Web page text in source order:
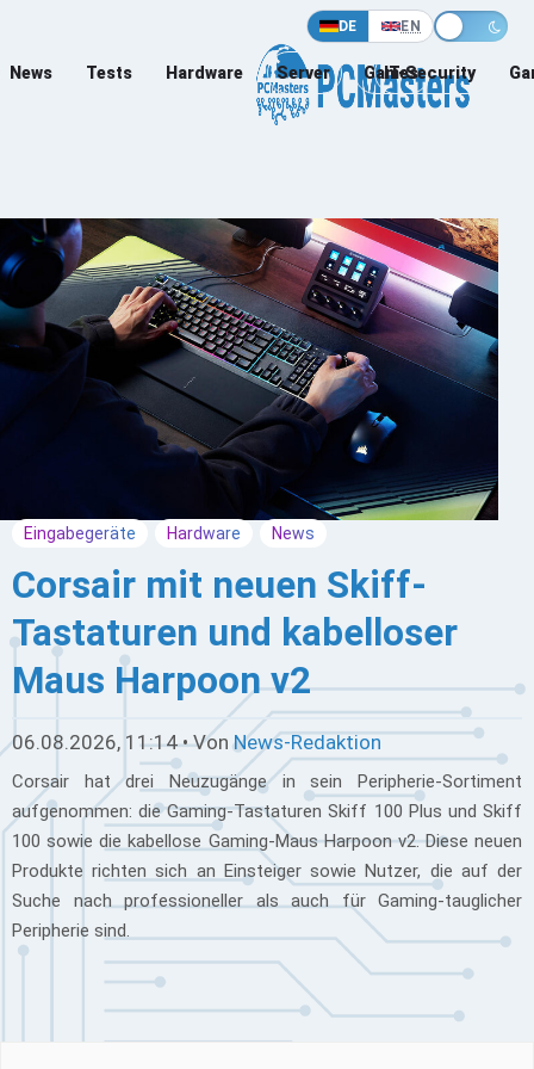
DE EN
News Tests Hardware Server Games
IT-Security
Eingabegeräte Hardware News
Corsair mit neuen Skiff-
Tastaturen und kabelloser
Maus Harpoon v2
06.08.2026, 11:14 • VonNews-Redaktion
Corsair hat drei Neuzugänge in sein Peripherie-Sortiment
aufgenommen: die Gaming-Tastaturen Skiff 100 Plus und Skiff
100 sowie die kabellose Gaming-Maus Harpoon v2. Diese neuen
Produkte richten sich an Einsteiger sowie Nutzer, die auf der
Suche nach professioneller als auch für Gaming-tauglicher
Peripherie sind.